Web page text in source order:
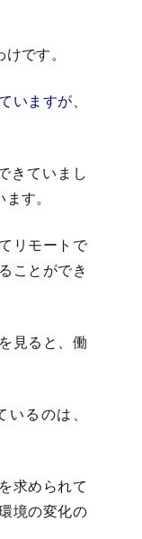
です。
ますが、
きていまし
す。
リモートで
ことができ
見ると、働
るのは、
求められて
境の変化の